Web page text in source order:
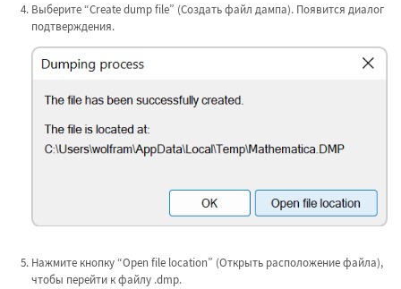
Выберите “Create dump file” (Создать файл дампа). Появится диалог
подтверждения.
Нажмите кнопку “Open file location” (Открыть расположение файла),
чтобы перейти к файлу .dmp.